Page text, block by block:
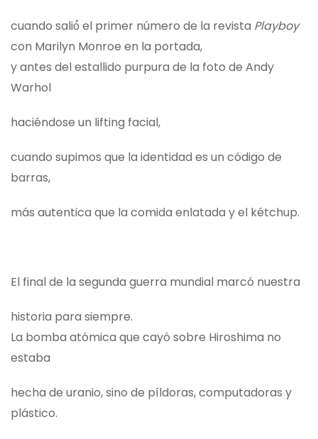
cuando salió́ el primer número de la revista Playboy
con Marilyn Monroe en la portada,
y antes del estallido purpura de la foto de Andy
Warhol
haciéndose un lifting facial,
cuando supimos que la identidad es un código de
barras,
más autentica que la comida enlatada y el kétchup.
El final de la segunda guerra mundial marcó nuestra
historia para siempre.
La bomba atómica que cayó sobre Hiroshima no
estaba
hecha de uranio, sino de píldoras, computadoras y
plástico.